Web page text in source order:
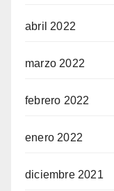
abril 2022
marzo 2022
febrero 2022
enero 2022
diciembre 2021